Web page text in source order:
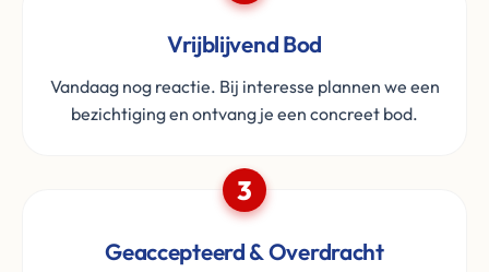
Vrijblijvend Bod
Vandaag nog reactie. Bij interesse plannen we een
bezichtiging en ontvang je een concreet bod.
3
Geaccepteerd & Overdracht